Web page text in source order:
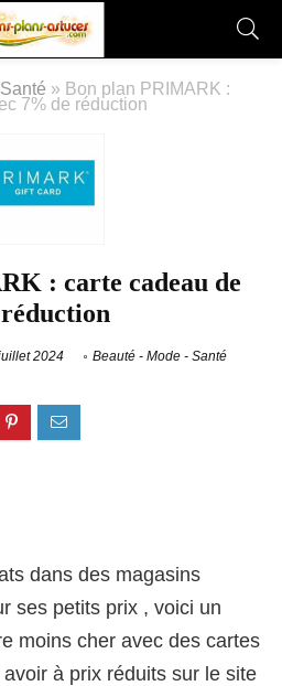
» Bon plan PRIMARK :
7% de réduction
: carte cadeau de
2024 Beauté - Mode - Santé
dans des magasins
ses petits prix , voici un
moins cher avec des cartes
à prix réduits sur le site